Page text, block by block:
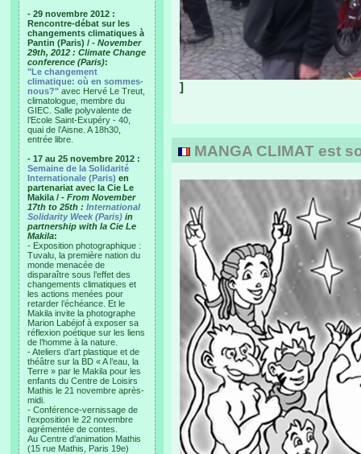
- 29 novembre 2012 :
Rencontre-débat sur les
changements climatiques à
Pantin (Paris) / - November
29th, 2012 : Climate Change
conference (Paris):
"Le changement
climatique: où en sommes-
nous?" avec Hervé Le Treut,
climatologue, membre du
GIEC. Salle polyvalente de
l’Ecole Saint-Exupéry - 40,
quai de l’Aisne. A 18h30,
entrée libre.
- 17 au 25 novembre 2012 :
Semaine de la Solidarité
Internationale (Paris) en
partenariat avec la Cie Le
Makila / - From November
17th to 25th : International
Solidarity Week (Paris) in
partnership with la Cie Le
Makila:
- Exposition photographique :
Tuvalu, la première nation du
monde menacée de
disparaître sous l’effet des
changements climatiques et
les actions menées pour
retarder l’échéance. Et le
Makila invite la photographe
Marion Labéjof à exposer sa
réflexion poétique sur les liens
de l’homme à la nature.
- Ateliers d’art plastique et de
théâtre sur la BD « A l’eau, la
Terre » par le Makila pour les
enfants du Centre de Loisirs
Mathis le 21 novembre après-
midi.
- Conférence-vernissage de
l’exposition le 22 novembre
agrémentée de contes.
Au Centre d’animation Mathis
(15 rue Mathis, Paris 19e)
]
MANGA CLIMAT est